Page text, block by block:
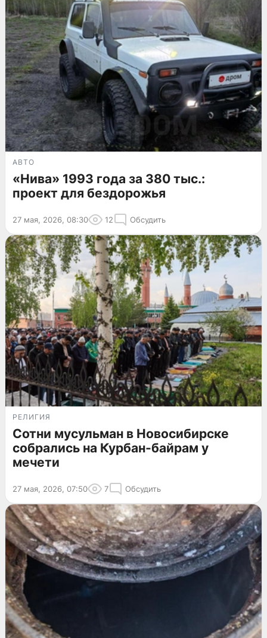
АВТО
«Нива» 1993 года за 380 тыс.:
проект для бездорожья
27 мая, 2026, 08:30 12 Обсудить
РЕЛИГИЯ
Сотни мусульман в Новосибирске
собрались на Курбан-байрам у
мечети
27 мая, 2026, 07:50 7 Обсудить